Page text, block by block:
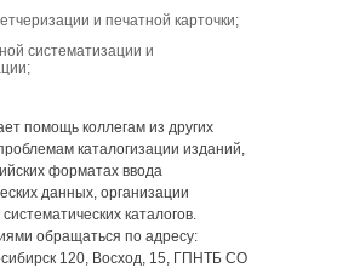
и печатной карточки;
систематизации и
помощь коллегам из других
каталогизации изданий,
форматах ввода
данных, организации
каталогов.
обращаться по адресу:
120, Восход, 15, ГПНТБ СО